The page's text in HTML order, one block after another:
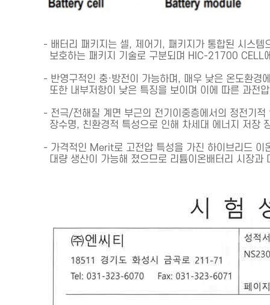
- 배터리 패키지는 셀, 제어기 , 패키지가 통합된 시스템
보호하는 패키지 기술로 구분되며 HIC-21700 CELL
- 반영구적인 충·방전이 가능하며 , 매우 낮은 온도환경
또한 내부저항이 낮은 특징을 보이며 이에 따른 과전
- 전극/전해질 계면 부근의 전기이중층에서의 정전기
장수명, 친환경적 특성으로 인해 차세대 에너지 저장
- 가격적인 Merit로 고전압 특성을 가진 하이브리드
대량 생산이 가능해 졌으므로 리튬이온배터리 시장과